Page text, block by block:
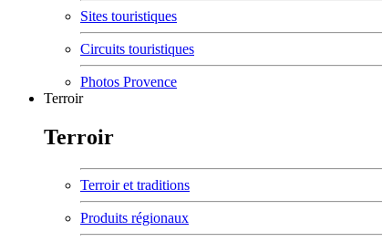
Sites touristiques
Circuits touristiques
Photos Provence
Terroir
Terroir
Terroir et traditions
Produits régionaux